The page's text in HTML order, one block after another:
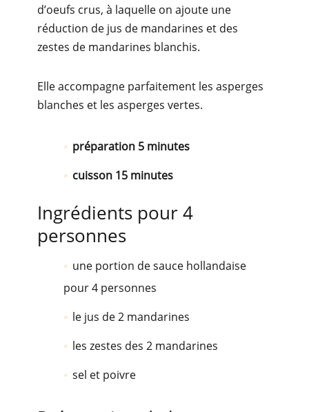
d’oeufs crus, à laquelle on ajoute une
réduction de jus de mandarines et des
zestes de mandarines blanchis.
Elle accompagne parfaitement les asperges
blanches et les asperges vertes.
préparation 5 minutes
cuisson 15 minutes
Ingrédients pour 4
personnes
une portion de sauce hollandaise
pour 4 personnes
le jus de 2 mandarines
les zestes des 2 mandarines
sel et poivre